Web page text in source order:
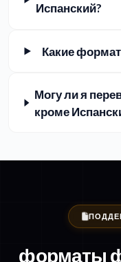
Испанский?
Какие
Могу ли я
кроме
форматы